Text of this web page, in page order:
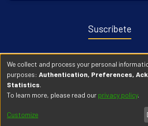
Suscríbete
Recibe notificaciones sobre nuevas
relacionados con el repositorio.
We collect and process your personal
purposes: Authentication, Preferences,
Statistics.
To learn more, please read our privacy policy.
Customize